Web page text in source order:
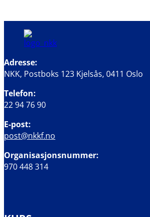
Adresse:
NKK, Postboks 123 Kjelsås, 0411 Oslo
Telefon:
22 94 76 90
E-post:
post@nkkf.no
Organisasjonsnummer:
970 448 314